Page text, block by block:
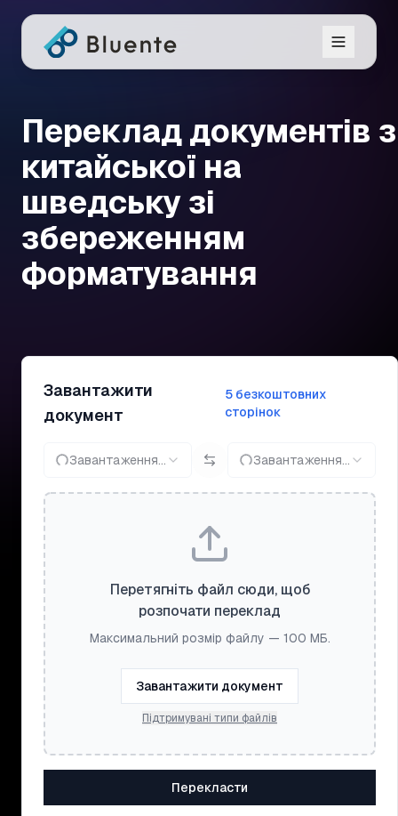
Переклад документів з
китайської на
шведську зі
збереженням
форматування
Завантажити
документ
5 безкоштовних
сторінок
Завантаження... Завантаження...
Перетягніть файл сюди, щоб
розпочати переклад
Максимальний розмір файлу — 100 МБ.
Завантажити документ
Підтримувані типи файлів
Перекласти